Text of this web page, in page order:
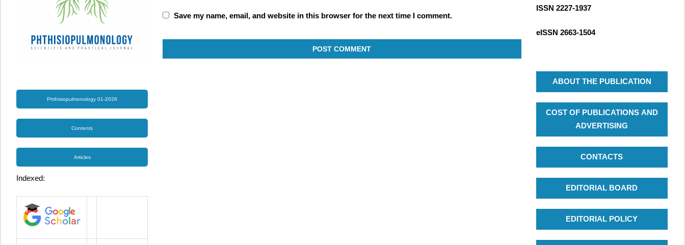
Save my name, email, and website in this browser for the next time I comment.
Phthisiopulmonology 01-2026
Contents
Articles
Indexed:
c
ISSN 2227-1937
eISSN 2663-1504
ABOUT THE PUBLICATION
COST OF PUBLICATIONS AND
ADVERTISING
CONTACTS
EDITORIAL BOARD
EDITORIAL POLICY